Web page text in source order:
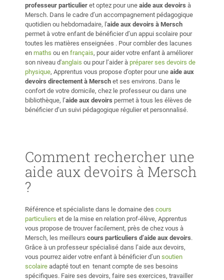
professeur particulier et optez pour une aide aux devoirs à
Mersch. Dans le cadre d’un accompagnement pédagogique
quotidien ou hebdomadaire, l'aide aux devoirs à Mersch
permet à votre enfant de bénéficier d’un appui scolaire pour
toutes les matières enseignées . Pour combler des lacunes
en maths ou en français, pour aider votre enfant à améliorer
son niveau d'anglais ou pour l’aider à préparer ses devoirs de
physique, Apprentus vous propose d’opter pour une aide aux
devoirs directement à Mersch et ses environs. Dans le
confort de votre domicile, chez le professeur ou dans une
bibliothèque, l’aide aux devoirs permet à tous les élèves de
bénéficier d’un suivi pédagogique régulier et personnalisé.
Comment rechercher une
aide aux devoirs à Mersch
?
Référence et spécialiste dans le domaine des cours
particuliers et de la mise en relation prof-élève, Apprentus
vous propose de trouver facilement, près de chez vous à
Mersch, les meilleurs cours particuliers d’aide aux devoirs.
Grâce à un professeur spécialisé dans l’aide aux devoirs,
vous pourrez aider votre enfant à bénéficier d’un soutien
scolaire adapté tout en tenant compte de ses besoins
spécifiques. Faire ses devoirs, faire ses exercices, travailler